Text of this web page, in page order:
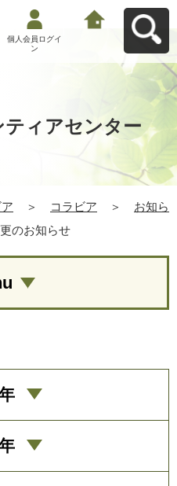
個人会員ログイ
ン
ティアセンター
＞ コラビア ＞
お知ら
のお知らせ